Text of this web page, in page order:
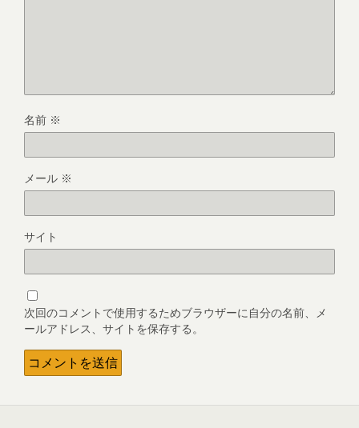
名前 ※
メール ※
サイト
次回のコメントで使用するためブラウザーに自分の名前、メ
ールアドレス、サイトを保存する。